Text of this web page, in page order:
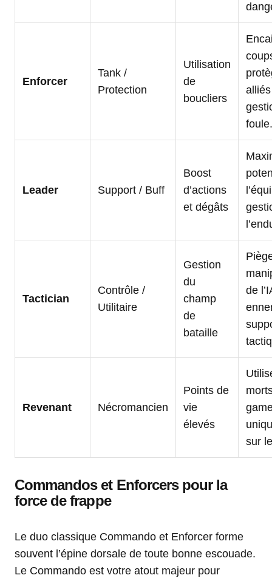
Enforcer
Tank /
Protection
Utilisation
de
boucliers
foule.
Leader Support / Buff
Boost
d’actions
et dégâts
Tactician
Contrôle /
Utilitaire
Gestion
du
champ
de
bataille
de
Revenant Nécromancien
Points de
vie
élevés
sur
Commandos et Enforcers pour la
force de frappe
Le duo classique Commando et Enforcer forme
souvent l’épine dorsale de toute bonne escouade.
Le Commando est votre atout majeur pour